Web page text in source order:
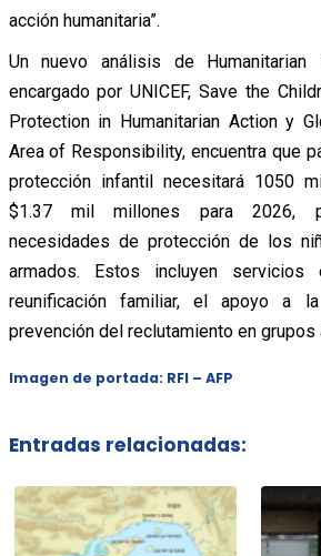
acción humanitaria”.
Un nuevo análisis de Humanitarian
encargado por UNICEF, Save the
Protection in Humanitarian Action y
Area of Responsibility, encuentra que
protección infantil necesitará 1050
$1.37 mil millones para 2026,
necesidades de protección de los
armados. Estos incluyen servicios
reunificación familiar, el apoyo a
prevención del reclutamiento en grupos
Imagen de portada: RFI – AFP
Entradas relacionadas: